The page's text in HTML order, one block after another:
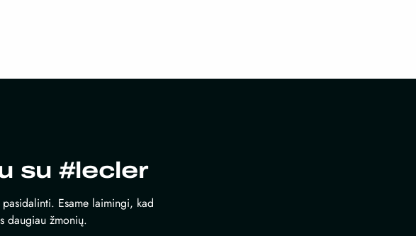
su #lecler
Esame laimingi, kad
daugiau žmonių.